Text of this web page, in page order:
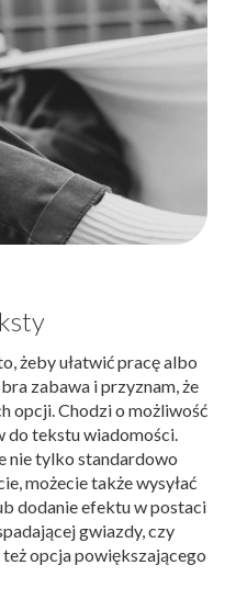
żeby ułatwić pracę albo
zabawa i przyznam, że
opcji. Chodzi o możliwość
tekstu wiadomości.
nie tylko standardowo
możecie także wysyłać
dodanie efektu w postaci
gwiazdy, czy
opcja powiększającego